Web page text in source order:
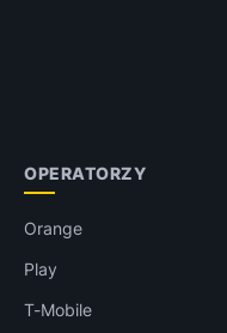
OPERATORZY
Orange
Play
T-Mobile